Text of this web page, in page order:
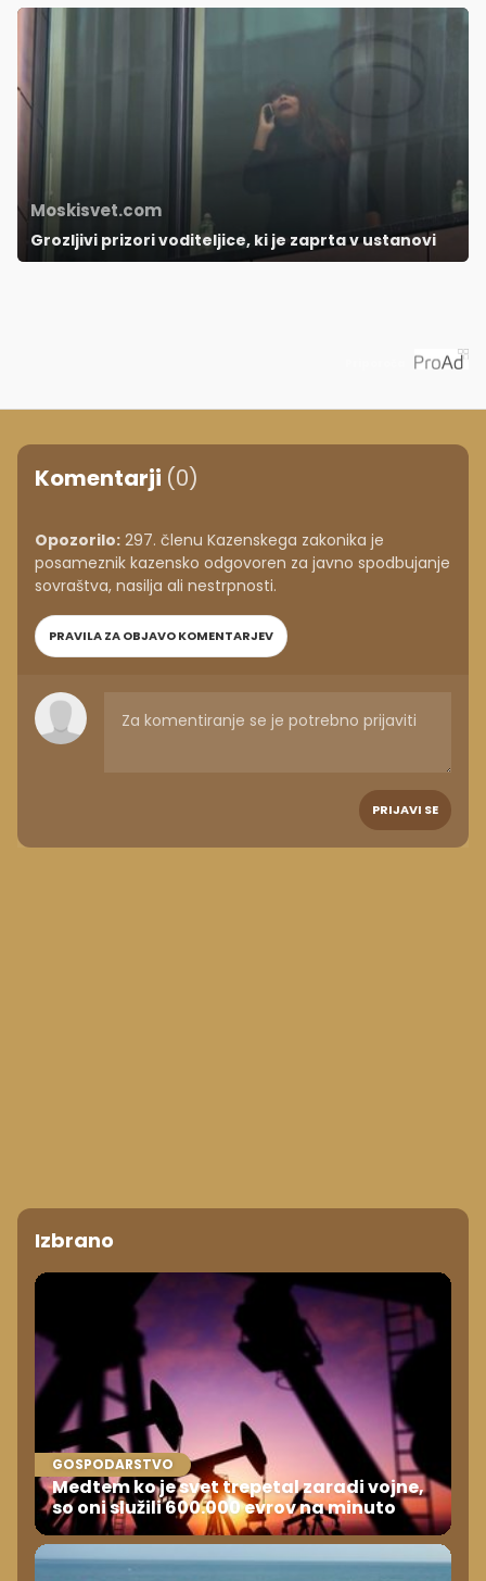
Moskisvet.com
Grozljivi prizori voditeljice, ki je zaprta v ustanovi
Komentarji (0)
Opozorilo: 297. členu Kazenskega zakonika je
posameznik kazensko odgovoren za javno spodbujanje
sovraštva, nasilja ali nestrpnosti.
PRAVILA ZA OBJAVO KOMENTARJEV
PRIJAVI SE
Izbrano
GOSPODARSTVO
Medtem ko je svet trepetal zaradi vojne,
so oni služili 600.000 evrov na minuto